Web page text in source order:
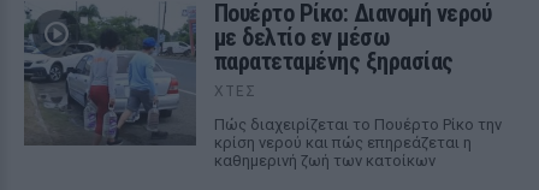
Πουέρτο Ρίκο: Διανομή νερού
με δελτίο εν μέσω
παρατεταμένης ξηρασίας
ΧΤΕΣ
Πώς διαχειρίζεται το Πουέρτο Ρίκο την
κρίση νερού και πώς επηρεάζεται η
καθημερινή ζωή των κατοίκων